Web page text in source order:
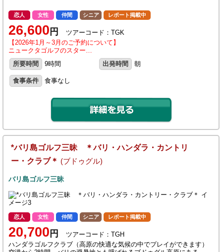
恋人 女性 仲間 シニア レポート掲載中
26,600 円
ツアーコード：TGK
【2026年1月～3月のご予約について】
ニュークタゴルフのスター…
所要時間
9時間 出発時間 朝
食事条件 食事なし
*バリ島ゴルフ三昧 ＊バリ・ハンダラ・カントリ
ー・クラブ＊ (ブドゥグル)
バリ島ゴルフ三昧
恋人 女性 仲間 シニア レポート掲載中
20,700 円
ツアーコード：TGH
ハンダラゴルフクラブ（高原の快適な気候の中でプレイができます）